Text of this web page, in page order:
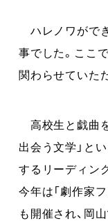
ハレノワがで
事でした。ここ
関わらせていた
高校生と戯曲
出会う文学」と
するリーディン
今年は「劇作家
も開催され、岡